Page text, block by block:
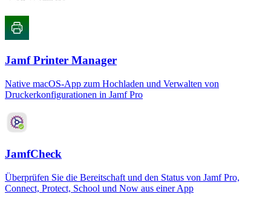
Jamf Printer Manager
Native macOS-App zum Hochladen und Verwalten von
Druckerkonfigurationen in Jamf Pro
JamfCheck
Überprüfen Sie die Bereitschaft und den Status von Jamf Pro,
Connect, Protect, School und Now aus einer App